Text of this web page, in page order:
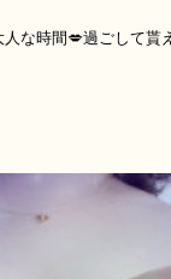
人な時間💋過ごして